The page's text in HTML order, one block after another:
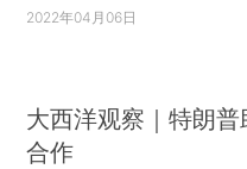
2022年04月06日
大西洋观察｜特朗
合作